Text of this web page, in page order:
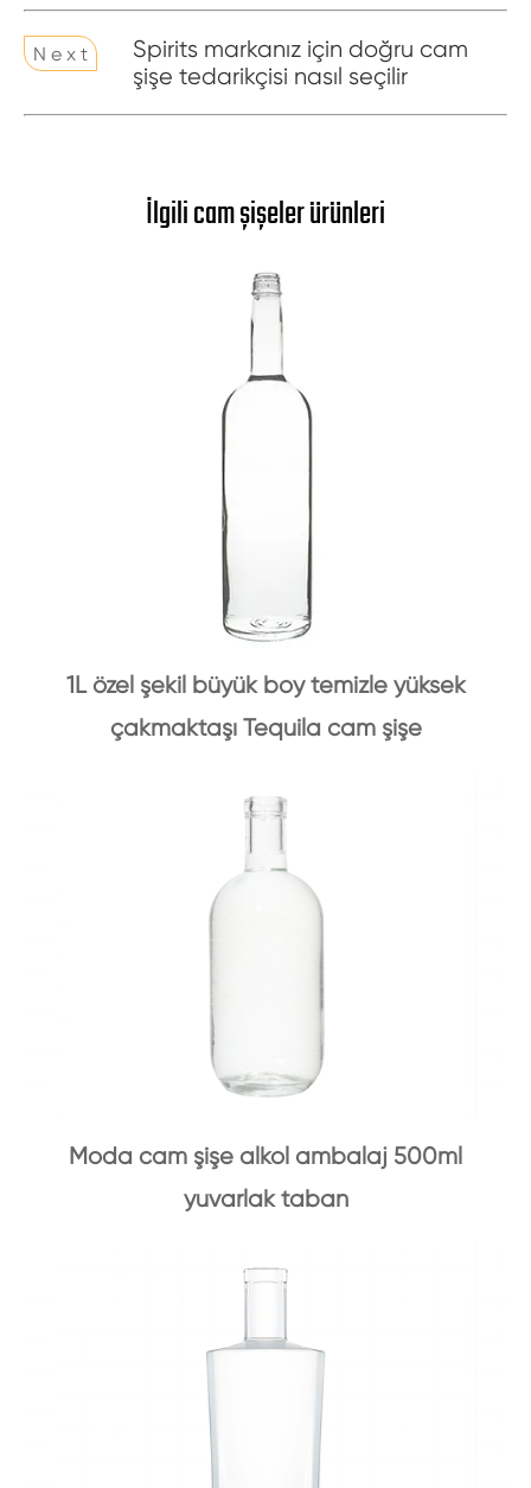
N e x t
Spirits markanız için doğru cam
şişe tedarikçisi nasıl seçilir
İlgili cam şişeler ürünleri
1L özel şekil büyük boy temizle yüksek
çakmaktaşı Tequila cam şişe
Moda cam şişe alkol ambalaj 500ml
yuvarlak taban